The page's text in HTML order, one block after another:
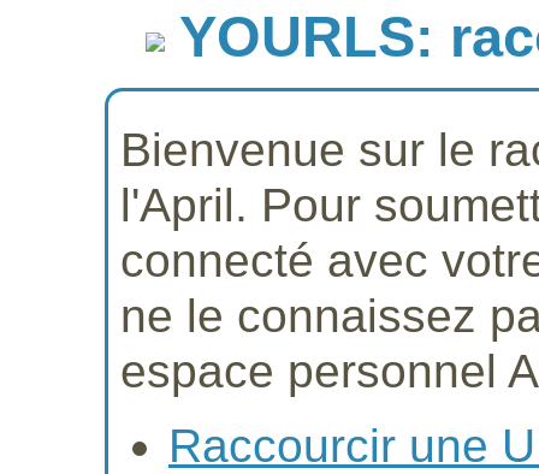
YOURLS:
Bienvenue sur le
l'April. Pour
connecté avec
ne le connaissez
espace personnel
Raccourcir une